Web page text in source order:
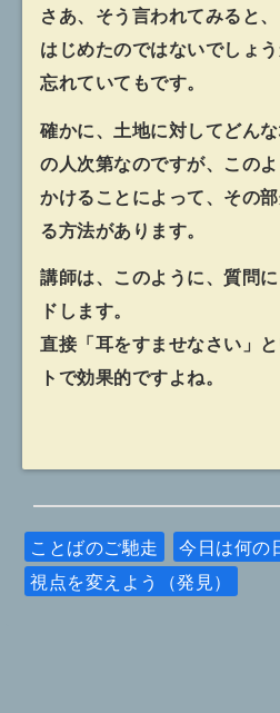
さあ、そう言われてみると
はじめたのではないでしょ
忘れていてもです。
確かに、土地に対してどん
の人次第なのですが、この
かけることによって、その
る方法があります。
講師は、このように、質問
ドします。
直接「耳をすませなさい」
トで効果的ですよね。
ことばのご馳走
今日は何の
視点を変えよう（発見）